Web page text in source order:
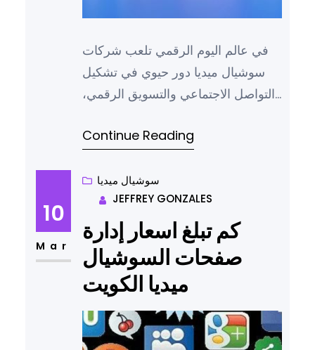
في عالم اليوم الرقمي تلعب شركات
سوشيال ميديا دور حيوي في تشكيل
التواصل الاجتماعي والتسويق الرقمي،
ديجيتال بفضل ابتكاراتها المتقدمة
تسويقية فعالة على منصات التواصل
الاجتماعي، وتقدم الشركة أدوات
وتقنيات تساعد الأعمال على الوصول
إلى الجمهور المستهدف بطرق مبتكرة
وفعالة. تعرف على أبرز شركة…
Continue Reading
10
Mar
سوشيال ميديا
JEFFREY GONZALES
كم تبلغ اسعار إدارة
صفحات السوشيال
ميديا الكويت